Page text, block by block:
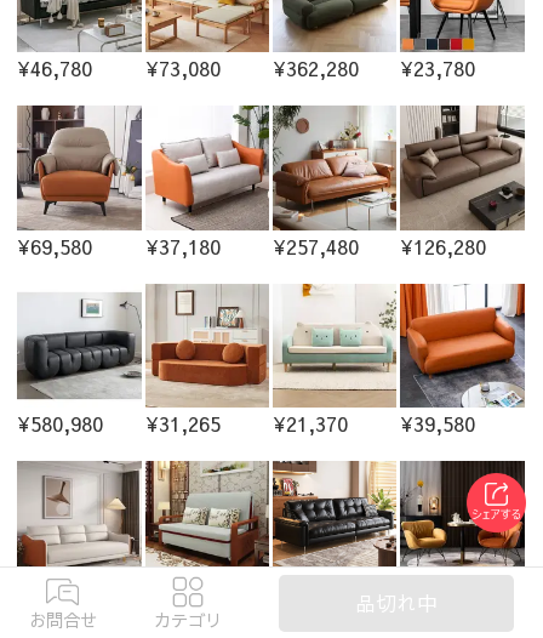
¥46,780 ¥73,080 ¥362,280 ¥23,780
¥69,580 ¥37,180 ¥257,480 ¥126,280
¥580,980 ¥31,265 ¥21,370 ¥39,580
¥41,980 ¥67,980 ¥511,609 ¥51,580
お問合せ カテゴリ
品切れ中